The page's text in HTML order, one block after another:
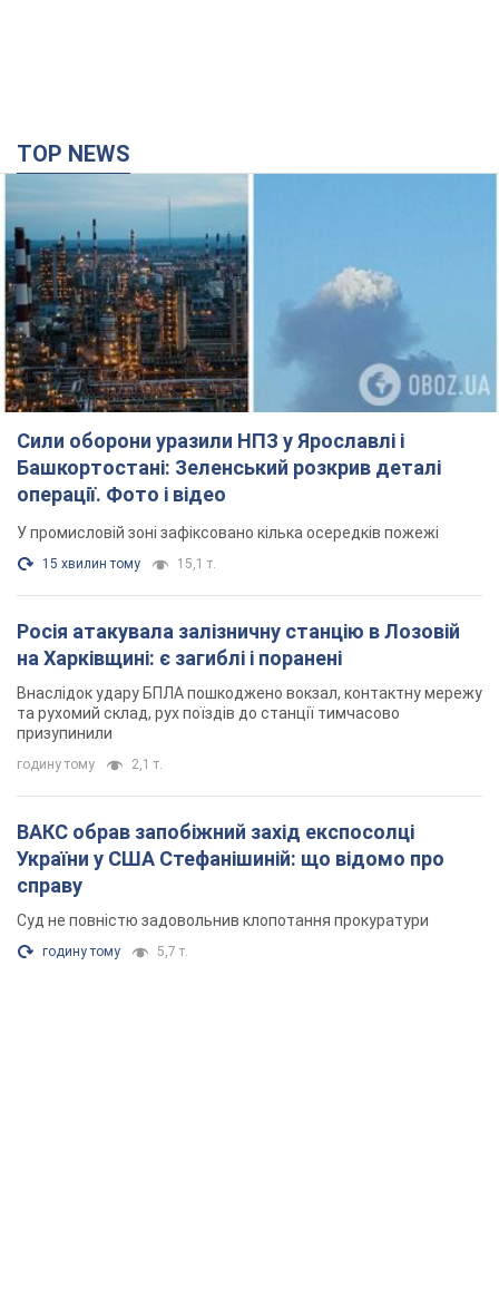
TOP NEWS
Сили оборони уразили НПЗ у Ярославлі і
Башкортостані: Зеленський розкрив деталі
операції. Фото і відео
У промисловій зоні зафіксовано кілька осередків пожежі
15 хвилин тому 15,1 т.
Росія атакувала залізничну станцію в Лозовій
на Харківщині: є загиблі і поранені
Внаслідок удару БПЛА пошкоджено вокзал, контактну мережу
та рухомий склад, рух поїздів до станції тимчасово
призупинили
годину тому 2,1 т.
ВАКС обрав запобіжний захід експосолці
України у США Стефанішиній: що відомо про
справу
Суд не повністю задовольнив клопотання прокуратури
годину тому 5,7 т.